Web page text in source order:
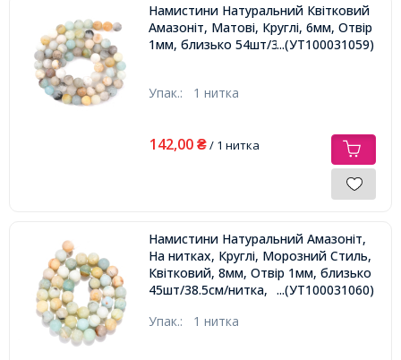
Намистини Натуральний Квітковий
Амазоніт, Матові, Круглі, 6мм, Отвір
1мм, близько 54шт/36см/нитка,
...(УТ100031059)
Упак.: 1 нитка
142,00 ₴/ 1 нитка
Намистини Натуральний Амазоніт,
На нитках, Круглі, Морозний Стиль,
Квітковий, 8мм, Отвір 1мм, близько
45шт/38.5см/нитка, ...(УТ100031060)
Упак.: 1 нитка